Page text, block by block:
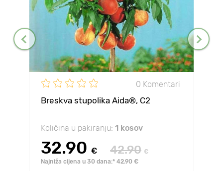
0 Komentari
Breskva stupolika Aida®, C2
Količina u pakiranju: 1 kosov
32.90 € 42.90 €
Najniža cijena u 30 dana:* 42.90 €